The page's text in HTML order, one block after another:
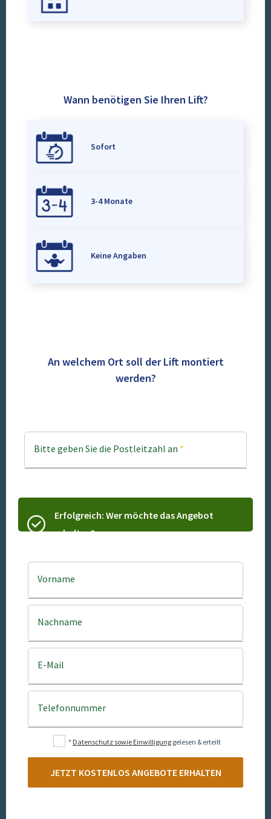
Wann benötigen Sie Ihren Lift?
Sofort
3-4 Monate
Keine Angaben
An welchem Ort soll der Lift montiert
werden?
Bitte geben Sie die Postleitzahl an *
Erfolgreich: Wer möchte das Angebot
erhalten?
Vorname
Nachname
E-Mail
Telefonnummer
* Datenschutz sowie Einwilligung gelesen & erteilt
JETZT KOSTENLOS ANGEBOTE ERHALTEN